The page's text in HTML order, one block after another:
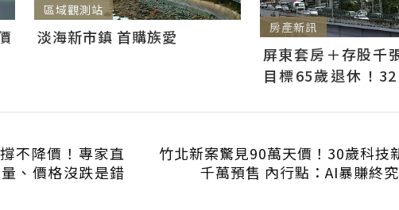
區域觀測站
淡海新市鎮 首購族愛 房產新訊
屏東套房＋存股千
目標65歲退休！
不降價！專家直
、價格沒跌是錯
竹北新案驚見90萬天價！30歲科技
千萬預售 內行點：AI暴賺終